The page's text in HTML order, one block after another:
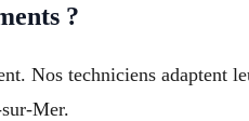
?
Nos techniciens adaptent
Mer.